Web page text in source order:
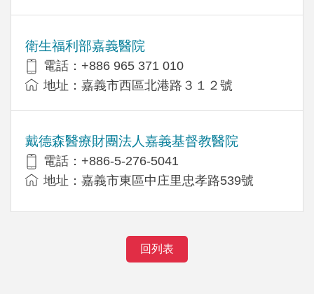
衛生福利部嘉義醫院
電話：+886 965 371 010
地址：嘉義市西區北港路３１２號
戴德森醫療財團法人嘉義基督教醫院
電話：+886-5-276-5041
地址：嘉義市東區中庄里忠孝路539號
回列表